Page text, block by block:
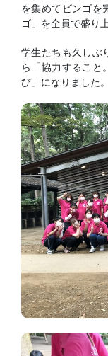
を集めてビンゴを
ゴ」を全員で盛り
学生たちも久しぶ
ら「協力すること
び」になりました。